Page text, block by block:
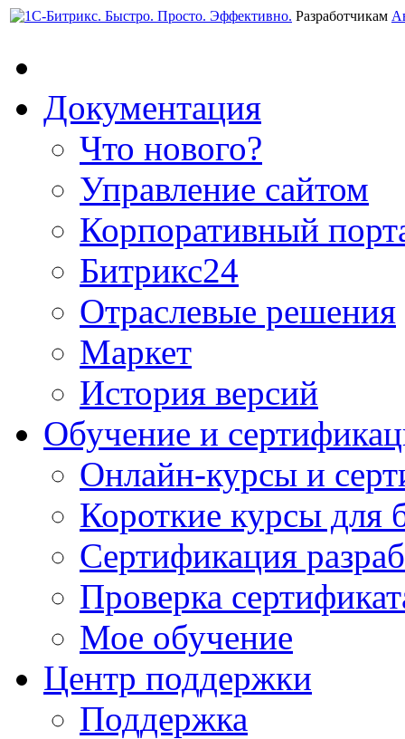
Разработчикам
Документация
Что нового?
Управление сайтом
Корпоративный
Битрикс24
Отраслевые решения
Маркет
История версий
Обучение и
Онлайн-курсы и
Короткие курсы для
Сертификация
Проверка
Мое обучение
Центр поддержки
Поддержка